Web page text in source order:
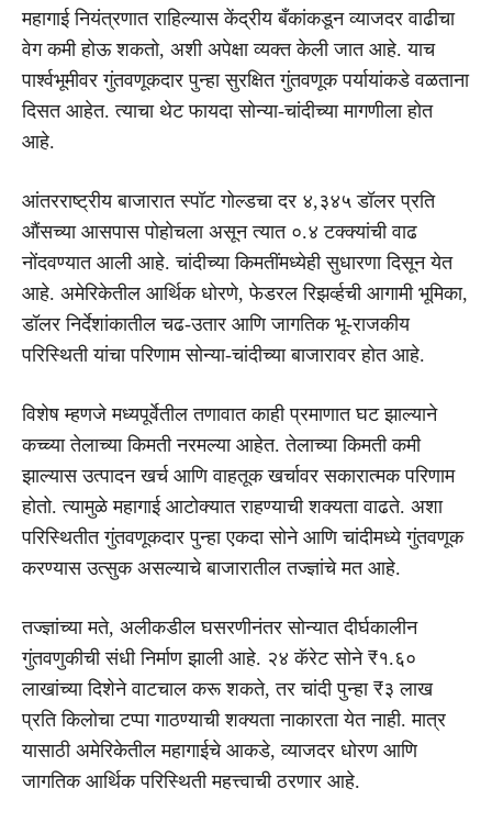
महागाई नियंत्रणात राहिल्यास केंद्रीय बँकांकडून व्याजदर वाढीचा
वेग कमी होऊ शकतो, अशी अपेक्षा व्यक्त केली जात आहे. याच
पार्श्वभूमीवर गुंतवणूकदार पुन्हा सुरक्षित गुंतवणूक पर्यायांकडे वळताना
दिसत आहेत. त्याचा थेट फायदा सोन्या-चांदीच्या मागणीला होत
आहे.
आंतरराष्ट्रीय बाजारात स्पॉट गोल्डचा दर ४,३४५ डॉलर प्रति
औंसच्या आसपास पोहोचला असून त्यात ०.४ टक्क्यांची वाढ
नोंदवण्यात आली आहे. चांदीच्या किमतींमध्येही सुधारणा दिसून येत
आहे. अमेरिकेतील आर्थिक धोरणे, फेडरल रिझर्व्हची आगामी भूमिका,
डॉलर निर्देशांकातील चढ-उतार आणि जागतिक भू-राजकीय
परिस्थिती यांचा परिणाम सोन्या-चांदीच्या बाजारावर होत आहे.
विशेष म्हणजे मध्यपूर्वेतील तणावात काही प्रमाणात घट झाल्याने
कच्च्या तेलाच्या किमती नरमल्या आहेत. तेलाच्या किमती कमी
झाल्यास उत्पादन खर्च आणि वाहतूक खर्चावर सकारात्मक परिणाम
होतो. त्यामुळे महागाई आटोक्यात राहण्याची शक्यता वाढते. अशा
परिस्थितीत गुंतवणूकदार पुन्हा एकदा सोने आणि चांदीमध्ये गुंतवणूक
करण्यास उत्सुक असल्याचे बाजारातील तज्ज्ञांचे मत आहे.
तज्ज्ञांच्या मते, अलीकडील घसरणीनंतर सोन्यात दीर्घकालीन
गुंतवणुकीची संधी निर्माण झाली आहे. २४ कॅरेट सोने ₹१.६०
लाखांच्या दिशेने वाटचाल करू शकते, तर चांदी पुन्हा ₹३ लाख
प्रति किलोचा टप्पा गाठण्याची शक्यता नाकारता येत नाही. मात्र
यासाठी अमेरिकेतील महागाईचे आकडे, व्याजदर धोरण आणि
जागतिक आर्थिक परिस्थिती महत्त्वाची ठरणार आहे.